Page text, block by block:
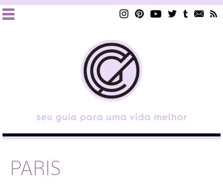
PARIS